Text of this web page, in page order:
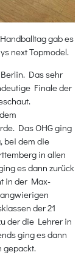
gab es
next Topmodel.
Das sehr
Finale der
Das OHG ging
bei dem die
in allen
es dann zurück
in der Max-
der 21
der die Lehrer in
ging es dann
gepackt.